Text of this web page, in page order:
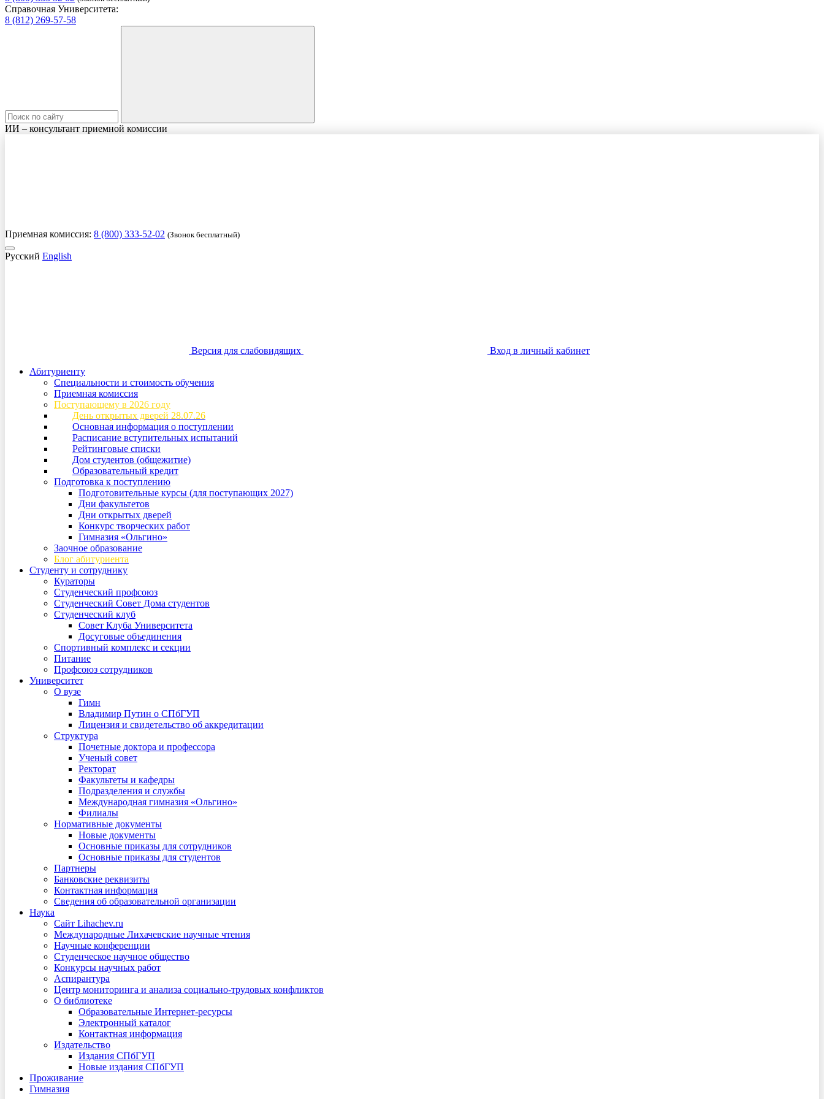
Справочная Университета:
8 (812) 269-57-58
ИИ – консультант приемной комиссии
Приемная комиссия: 8 (800) 333-52-02 (Звонок бесплатный)
Русский English
Версия для слабовидящих
Вход в личный кабинет
Абитуриенту
Специальности и стоимость обучения
Приемная комиссия
Поступающему в 2026 году
День открытых дверей 28.07.26
Основная информация о поступлении
Расписание вступительных испытаний
Рейтинговые списки
Дом студентов (общежитие)
Образовательный кредит
Подготовка к поступлению
Подготовительные курсы (для поступающих 2027)
Дни факультетов
Дни открытых дверей
Конкурс творческих работ
Гимназия «Ольгино»
Заочное образование
Блог абитуриента
Студенту и сотруднику
Кураторы
Студенческий профсоюз
Студенческий Совет Дома студентов
Студенческий клуб
Совет Клуба Университета
Досуговые объединения
Спортивный комплекс и секции
Питание
Профсоюз сотрудников
Университет
О вузе
Гимн
Владимир Путин о СПбГУП
Лицензия и свидетельство об аккредитации
Структура
Почетные доктора и профессора
Ученый совет
Ректорат
Факультеты и кафедры
Подразделения и службы
Международная гимназия «Ольгино»
Филиалы
Нормативные документы
Новые документы
Основные приказы для сотрудников
Основные приказы для студентов
Партнеры
Банковские реквизиты
Контактная информация
Сведения об образовательной организации
Наука
Сайт Lihachev.ru
Международные Лихачевские научные чтения
Научные конференции
Студенческое научное общество
Конкурсы научных работ
Аспирантура
Центр мониторинга и анализа социально-трудовых конфликтов
О библиотеке
Образовательные Интернет-ресурсы
Электронный каталог
Контактная информация
Издательство
Издания СПбГУП
Новые издания СПбГУП
Проживание
Гимназия